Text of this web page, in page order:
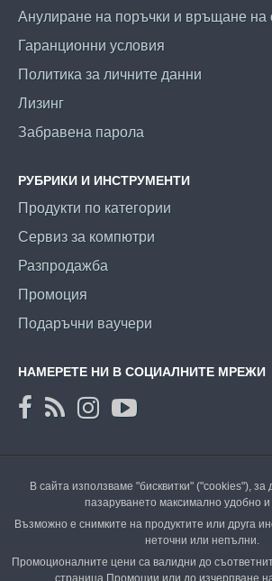
Анулиране на поръчки и връщане на
Гаранционни условия
Политика за личните данни
Лизинг
Забравена парола
РУБРИКИ И ИНСТРУМЕНТИ
Продукти по категории
Сервиз за компютри
Разпродажба
Промоция
Подаръчни ваучери
НАМЕРЕТЕ НИ В СОЦИАЛНИТЕ МРЕЖИ
В сайта използваме "бисквитки" ("cookies"),
пазаруването максимално удобно
Възможно е снимките на продуктите или друга
неточни или непълни.
Промоционалните цени са валидни до